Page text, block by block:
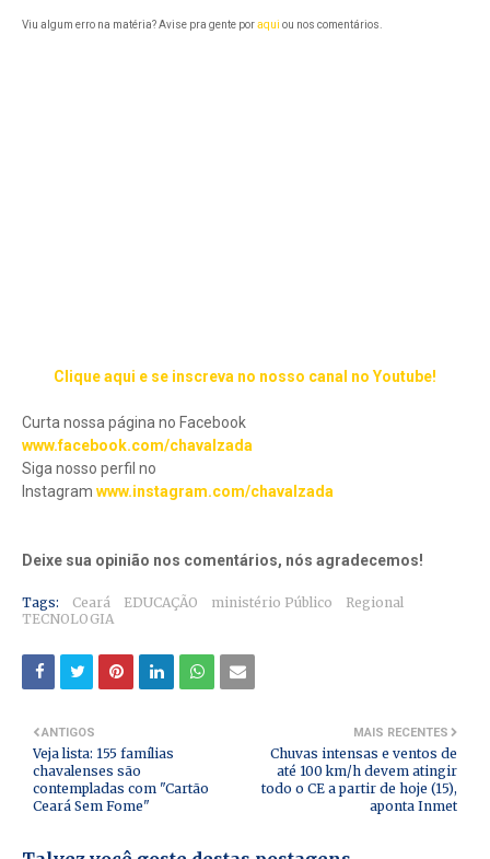
Viu algum erro na matéria? Avise pra gente poraqui ou nos comentários.
Clique aqui e se inscreva no nosso canal no Youtube!
Curta nossa página no Facebook
www.facebook.com/chavalzada
Siga nosso perfil no
Instagram www.instagram.com/chavalzada
Deixe sua opinião nos comentários, nós agradecemos!
Tags: Ceará EDUCAÇÃO ministério Público
Regional
TECNOLOGIA
MAIS RECENTES
Chuvas intensas e ventos de
até 100 km/h devem atingir
todo o CE a partir de hoje (15),
aponta Inmet
ANTIGOS
Veja lista: 155 famílias
chavalenses são
contempladas com "Cartão
Ceará Sem Fome"